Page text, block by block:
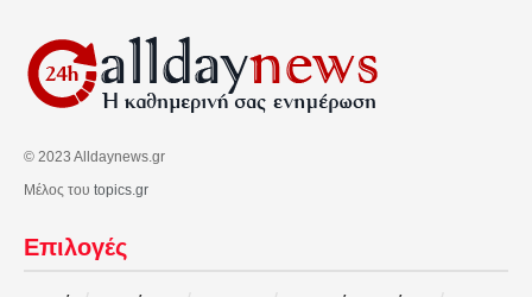
© 2023 Alldaynews.gr
Μέλος του topics.gr
Επιλογές